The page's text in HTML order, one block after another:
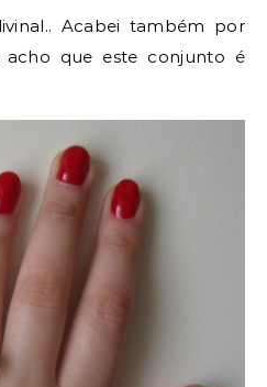
Acabei também por
acho que este conjunto é